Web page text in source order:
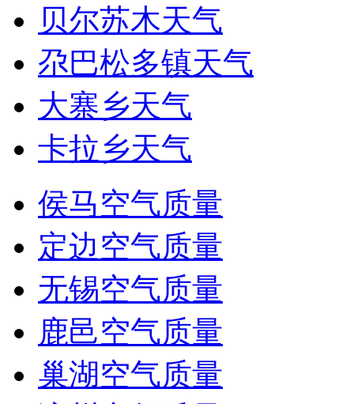
贝尔苏木天气
尕巴松多镇天气
大寨乡天气
卡拉乡天气
侯马空气质量
定边空气质量
无锡空气质量
鹿邑空气质量
巢湖空气质量